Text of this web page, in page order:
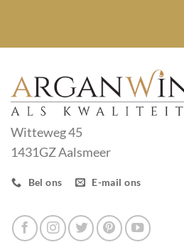
Witteweg 45
1431GZ Aalsmeer
Bel ons E-mail ons